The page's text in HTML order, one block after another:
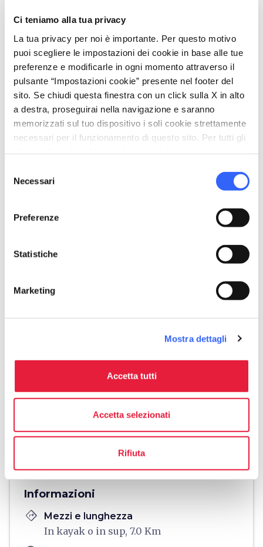
Ci teniamo alla tua privacy
La tua privacy per noi è importante. Per questo motivo
puoi scegliere le impostazioni dei cookie in base alle tue
preferenze e modificarle in ogni momento attraverso il
pulsante “Impostazioni cookie” presente nel footer del
sito. Se chiudi questa finestra con un click sulla X in alto
a destra, proseguirai nella navigazione e saranno
memorizzati sul tuo dispositivo i soli cookie strettamente
necessari per il funzionamento di questo sito. Per tutti gli
delNecessari
Preferenze
Statistiche
Marketing
Mostra dettagli
Accetta tutti
Accetta selezionati
Rifiuta
affollamento. In ogni caso, non essendoci
stabilimenti attrezzati se non al punto di
partenza e di arrivo, vi consigliamo di portarvi
da mangiare e da bere.
Se rimanete in zona non perdete l’occasione di
visitare ilParco Archeologico di Baratti e
Populonia, un vero e proprio museo all’aperto
della civiltà etrusca affacciato sul Tirreno. Si
trova a pochi km da Buca delle fate e
comprende i resti dell’antica Populonia, l’unica
città costruita dagli Etruschi sul mare, e due
grandi necropoli. Infine ogni anno a giugno qui
si svolge il Baratti Outdoor Festival, occasione
in più per visitare questo tratto della costa..
Informazioni
directions Mezzi e lunghezza
In kayak o in sup, 7.0 Km